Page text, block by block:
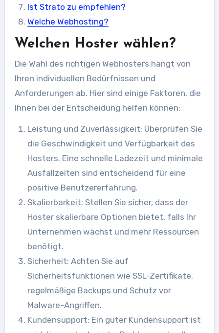
Ist Strato zu empfehlen?
Welche Webhosting?
Welchen Hoster wählen?
Die Wahl des richtigen Webhosters hängt von
Ihren individuellen Bedürfnissen und
Anforderungen ab. Hier sind einige Faktoren, die
Ihnen bei der Entscheidung helfen können:
Leistung und Zuverlässigkeit: Überprüfen Sie
die Geschwindigkeit und Verfügbarkeit des
Hosters. Eine schnelle Ladezeit und minimale
Ausfallzeiten sind entscheidend für eine
positive Benutzererfahrung.
Skalierbarkeit: Stellen Sie sicher, dass der
Hoster skalierbare Optionen bietet, falls Ihr
Unternehmen wächst und mehr Ressourcen
benötigt.
Sicherheit: Achten Sie auf
Sicherheitsfunktionen wie SSL-Zertifikate,
regelmäßige Backups und Schutz vor
Malware-Angriffen.
Kundensupport: Ein guter Kundensupport ist